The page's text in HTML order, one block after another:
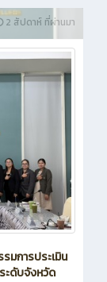
2 สัปดาห์ ที่ผ่านมา
มการประเมิน
ะดับจังหวัด